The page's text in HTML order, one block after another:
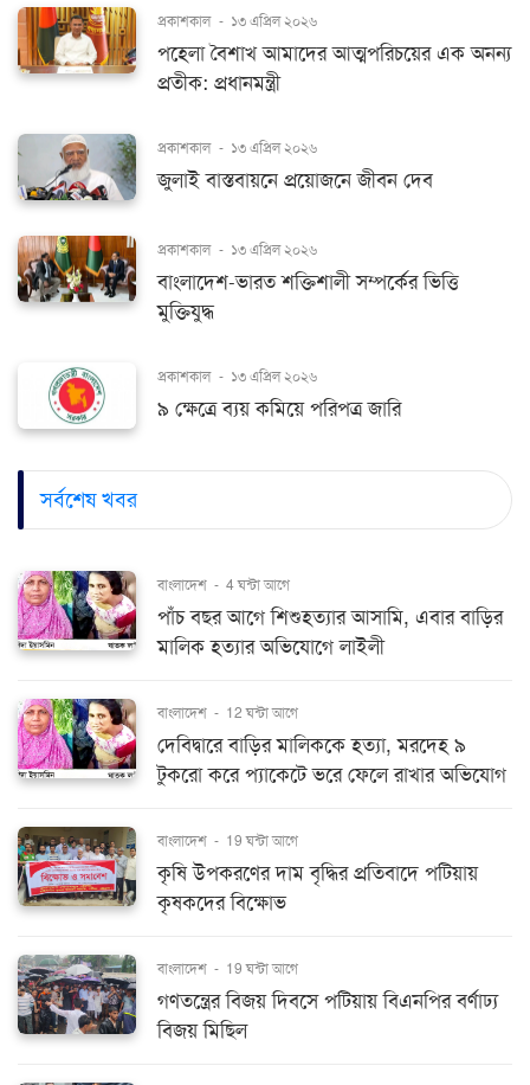
প্রকাশকাল - ১৩ এপ্রিল ২০২৬
পহেলা বৈশাখ আমাদের আত্মপরিচয়ের এক অনন্য
প্রতীক: প্রধানমন্ত্রী
প্রকাশকাল - ১৩ এপ্রিল ২০২৬
জুলাই বাস্তবায়নে প্রয়োজনে জীবন দেব
প্রকাশকাল - ১৩ এপ্রিল ২০২৬
বাংলাদেশ-ভারত শক্তিশালী সম্পর্কের ভিত্তি
মুক্তিযুদ্ধ
প্রকাশকাল - ১৩ এপ্রিল ২০২৬
৯ ক্ষেত্রে ব্যয় কমিয়ে পরিপত্র জারি
সর্বশেষ খবর
বাংলাদেশ - 4 ঘন্টা আগে
পাঁচ বছর আগে শিশুহত্যার আসামি, এবার বাড়ির
মালিক হত্যার অভিযোগে লাইলী
বাংলাদেশ - 12 ঘন্টা আগে
দেবিদ্বারে বাড়ির মালিককে হত্যা, মরদেহ ৯
টুকরো করে প্যাকেটে ভরে ফেলে রাখার অভিযোগ
বাংলাদেশ - 19 ঘন্টা আগে
কৃষি উপকরণের দাম বৃদ্ধির প্রতিবাদে পটিয়ায়
কৃষকদের বিক্ষোভ
বাংলাদেশ - 19 ঘন্টা আগে
গণতন্ত্রের বিজয় দিবসে পটিয়ায় বিএনপির বর্ণাঢ্য
বিজয় মিছিল